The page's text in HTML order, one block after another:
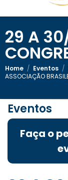
29 A
Home / Eventos /
ASSOCIAÇÃO
Eventos
Faça o